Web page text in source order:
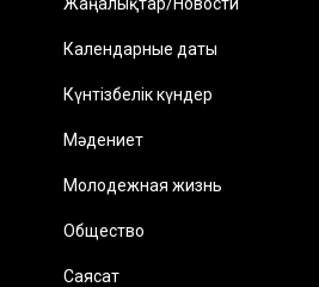
Календарные даты
Күнтізбелік күндер
Мәдениет
Молодежная жизнь
Общество
Саясат